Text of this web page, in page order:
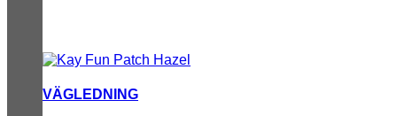
VÄGLEDNING